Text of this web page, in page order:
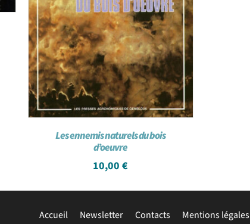
Les ennemis naturels du bois
d’oeuvre
10,00€
Accueil Newsletter Contacts Mentions légales